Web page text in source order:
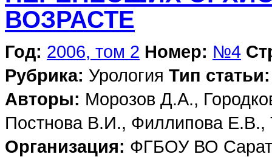
ВОЗРАСТЕ
Год: 2006, том 2 Номер: №4
Рубрика: Урология Тип статьи:
Авторы: Морозов Д.А.,
Постнова В.И., Филлипова Е.В.,
Организация: ФГБОУ ВО